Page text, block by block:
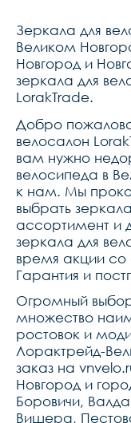
Зеркала для
Великом
Новгород и
зеркала для
LorakTrade.
Добро
велосалон
вам нужно
велосипеда в
к нам. Мы
выбрать
ассортимент и
зеркала для
время акции
Гарантия и
Огромный
множество
ростовок и
Лорактрейд-
заказ на
Новгород и
Боровичи,
Вишера,